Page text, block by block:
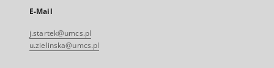
E-Mail
j.startek@umcs.pl
u.zielinska@umcs.pl